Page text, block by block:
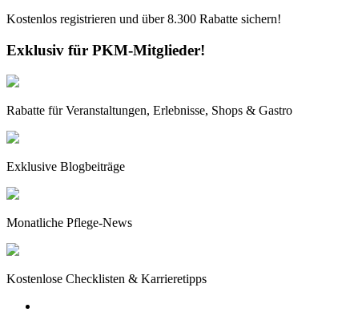
Kostenlos registrieren und über8.300 Rabatte sichern!
Exklusiv für PKM-Mitglieder!
Rabatte für Veranstaltungen, Erlebnisse, Shops & Gastro
Exklusive Blogbeiträge
Monatliche Pflege-News
Kostenlose Checklisten & Karrieretipps